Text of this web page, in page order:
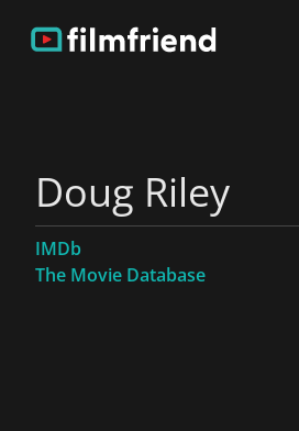
Doug Riley
IMDb
The Movie Database